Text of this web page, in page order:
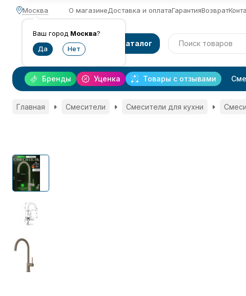
Москва
Ваш город Москва?
О магазинеДоставка и оплатаГарантияВозврат
Каталог
Уценка Товары с отзывами
Бренды
Главная Смесители Смесители для кухни